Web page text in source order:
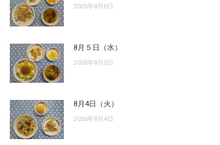
2026年8月6日
8月５日（水）
2026年8月5日
8月4日（火）
2026年8月4日